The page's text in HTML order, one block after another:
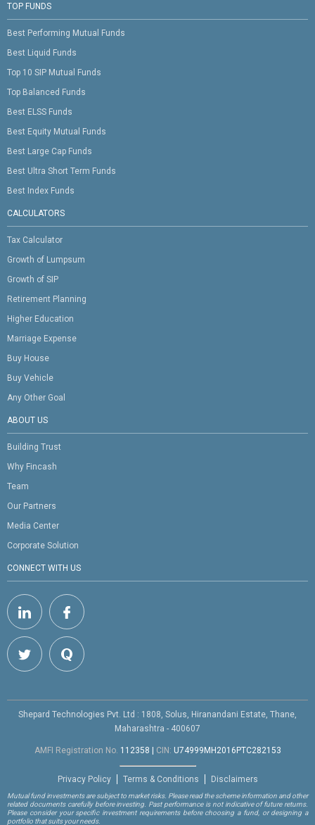
TOP FUNDS
Best Performing Mutual Funds
Best Liquid Funds
Top 10 SIP Mutual Funds
Top Balanced Funds
Best ELSS Funds
Best Equity Mutual Funds
Best Large Cap Funds
Best Ultra Short Term Funds
Best Index Funds
CALCULATORS
Tax Calculator
Growth of Lumpsum
Growth of SIP
Retirement Planning
Higher Education
Marriage Expense
Buy House
Buy Vehicle
Any Other Goal
ABOUT US
Building Trust
Why Fincash
Team
Our Partners
Media Center
Corporate Solution
CONNECT WITH US
Shepard Technologies Pvt. Ltd : 1808, Solus, Hiranandani Estate, Thane,
Maharashtra - 400607
AMFI Registration No. 112358 | CIN: U74999MH2016PTC282153
Privacy Policy Terms & Conditions Disclaimers
Mutual fund investments are subject to market risks. Please read the scheme information and other
related documents carefully before investing. Past performance is not indicative of future returns.
Please consider your specific investment requirements before choosing a fund, or designing a
portfolio that suits your needs.